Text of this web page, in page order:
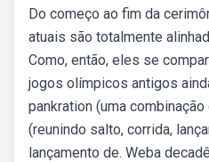
Do começo ao fim da
atuais são totalmente
Como, então, eles se
jogos olímpicos antigos
pankration (uma
(reunindo salto, corrida,
lançamento de. Weba